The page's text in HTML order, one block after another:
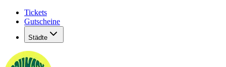
Tickets
Gutscheine
Städte